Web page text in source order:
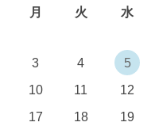
月
火 水
3
4 5
10
11 12
17
18 19